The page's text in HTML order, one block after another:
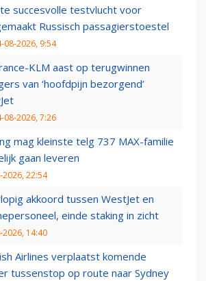
succesvolle testvlucht voor
Russisch passagierstoestel
08-2026, 9:54
KLM aast op terugwinnen
van ‘hoofdpijn bezorgend’
08-2026, 7:26
mag kleinste telg 737 MAX-familie
gaan leveren
2026, 22:54
akkoord tussen WestJet en
einde staking in zicht
2026, 14:40
Airlines verplaatst komende
tussenstop op route naar Sydney